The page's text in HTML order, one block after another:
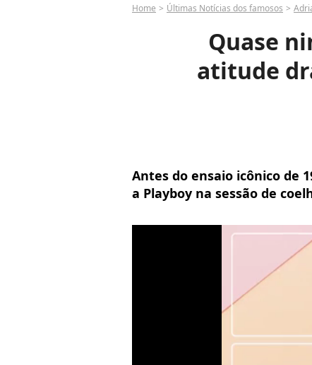
Home Últimas Notícias dos famosos
Quase
atitude
Antes do ensaio icônico de
a Playboy na sessão de